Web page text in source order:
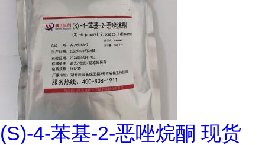
(S)-4-苯基-2-恶唑烷酮 现货